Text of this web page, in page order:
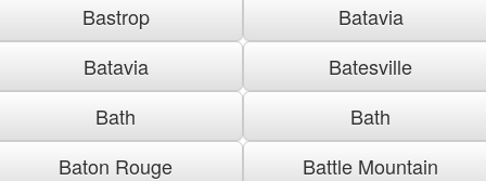
Bastrop
Batavia
Batavia
Batesville
Bath
Bath
Baton Rouge
Battle Mountain